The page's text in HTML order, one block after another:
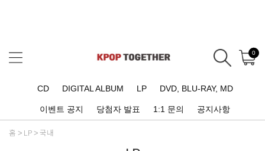
0
CD DIGITAL ALBUM LP DVD, BLU-RAY, MD
이벤트 공지 당첨자 발표 1:1 문의 공지사항
홈 LP 국내